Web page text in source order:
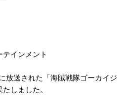
インメント
放送された「海賊戦隊ゴーカイジ
しました。